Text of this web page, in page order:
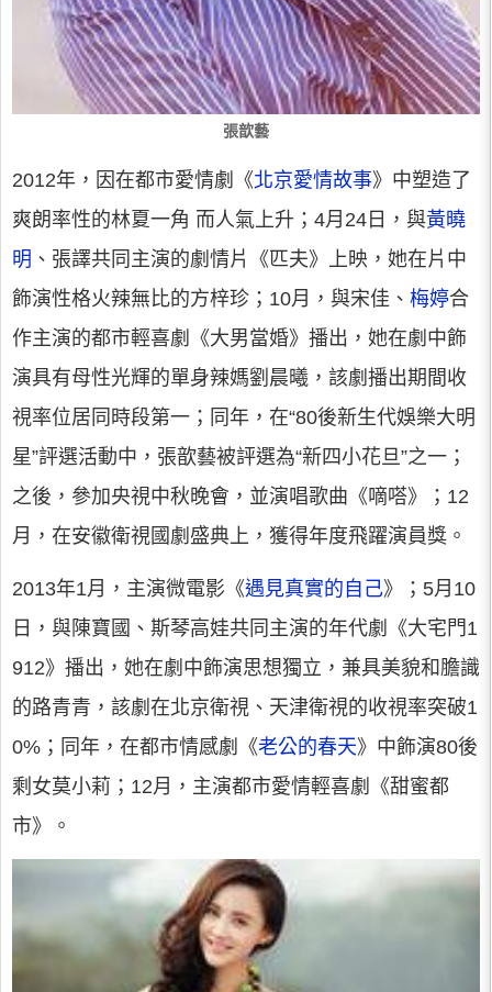
張歆藝
2012年，因在都市愛情劇《北京愛情故事》中塑造了
爽朗率性的林夏一角 而人氣上升；4月24日，與黃曉
明 、張譯共同主演的劇情片《匹夫》上映，她在片中
飾演性格火辣無比的方梓珍；10月，與宋佳、 梅婷合
作主演的都市輕喜劇《大男當婚》播出，她在劇中飾
演具有母性光輝的單身辣媽劉晨曦，該劇播出期間收
視率位居同時段第一；同年，在“80後新生代娛樂大明
星”評選活動中，張歆藝被評選為“新四小花旦”之一；
之後，參加央視中秋晚會，並演唱歌曲《嘀嗒》；12
月，在安徽衛視國劇盛典上，獲得年度飛躍演員獎。
2013年1月，主演微電影《遇見真實的自己》；5月10
日，與陳寶國、斯琴高娃共同主演的年代劇《大宅門1
912》播出，她在劇中飾演思想獨立，兼具美貌和膽識
的路青青，該劇在北京衛視、天津衛視的收視率突破1
0%；同年，在都市情感劇《老公的春天》中飾演80後
剩女莫小莉；12月，主演都市愛情輕喜劇《甜蜜都
市》。